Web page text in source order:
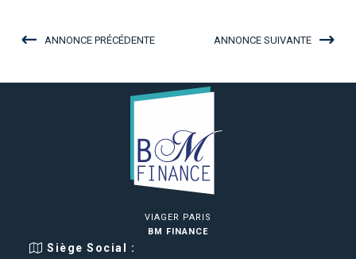
ANNONCE PRÉCÉDENTE ANNONCE SUIVANTE
VIAGER PARIS
BM FINANCE
Siège Social :